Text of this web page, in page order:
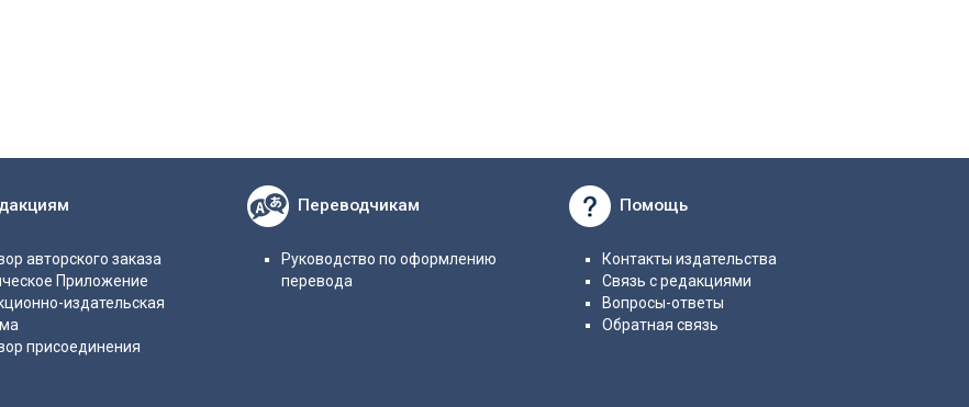
авторского заказа
Приложение
издательская
присоединения
Переводчикам
Руководство по оформлению
перевода
Помощь
Контакты издательства
Связь с редакциями
Вопросы-ответы
Обратная связь